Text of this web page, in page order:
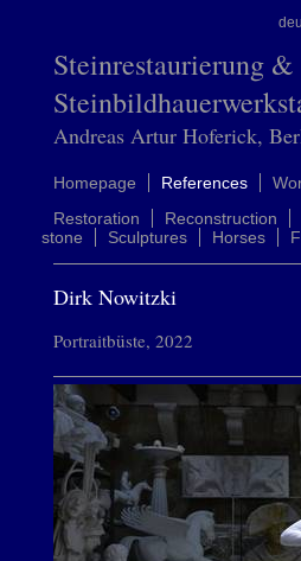
Steinrestaurierung &
Andreas Artur Hoferick,
Homepage References
Restoration
Reconstruction
stone
Sculptures Horses
Dirk Nowitzki
Portraitbüste, 2022